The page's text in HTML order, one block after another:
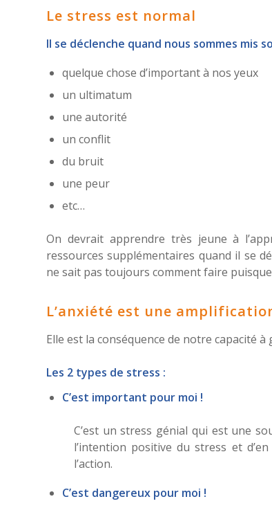
Le stress est normal
Il se déclenche quand nous sommes mis
quelque chose d’important à nos yeux
un ultimatum
une autorité
un conflit
du bruit
une peur
etc…
On devrait apprendre très jeune à
ressources supplémentaires quand il se
ne sait pas toujours comment faire
L’anxiété est une
Elle est la conséquence de notre capacité
Les 2 types de stress :
C’est important pour moi !
C’est un stress génial qui est une
l’intention positive du stress et
l’action.
C’est dangereux pour moi !